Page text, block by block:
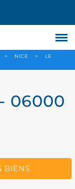
> NICE >
LE
06000
BIENS